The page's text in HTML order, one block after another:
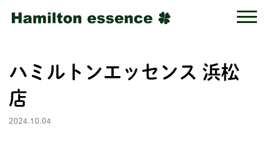
ハミルトンエッセンス 浜松
店
2024.10.04